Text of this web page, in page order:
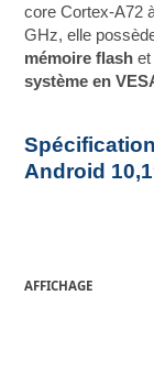
core Cortex-A72
GHz, elle
mémoire flash et
système en
Android
AFFICHAGE